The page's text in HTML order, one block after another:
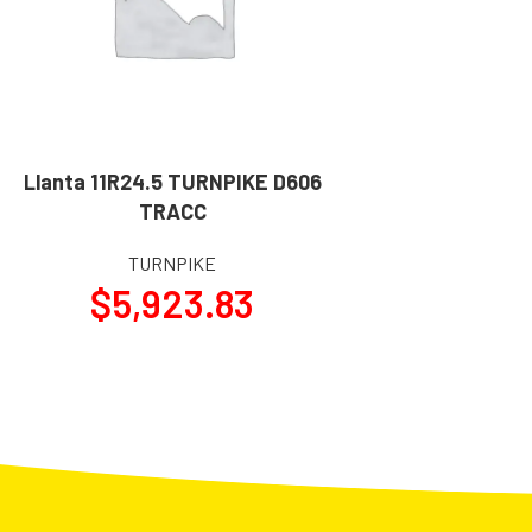
AÑADIR AL CARRITO
Llanta 11R24.5 TURNPIKE D606
TRACC
TURNPIKE
$5,923.83